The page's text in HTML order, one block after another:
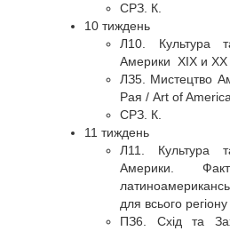
СРЗ. К.
10 тиждень
Л10. Культура
Америки XIX и XX
ЛЗ5. Мистецтво
Рая / Art of
СРЗ. К.
11 тиждень
Л11. Культура
Америки.
для всього регіону
ПЗ6. Схід та